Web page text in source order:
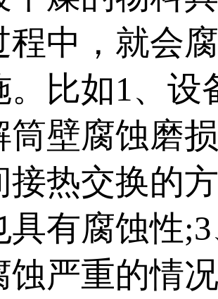
程中，就会
。比如1、设
筒壁腐蚀磨
接热交换的
具有腐蚀性
蚀严重的情